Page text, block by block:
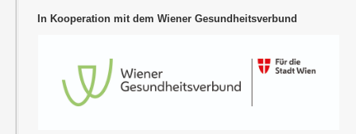
In Kooperation mit dem Wiener Gesundheitsverbund